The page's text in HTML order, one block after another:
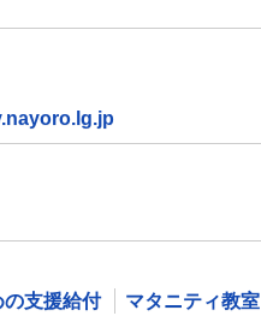
支援給付
マタニティ教室